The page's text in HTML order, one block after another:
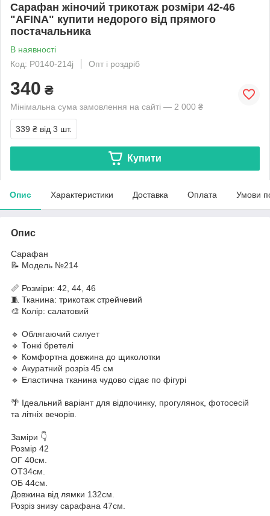
Сарафан жіночий трикотаж розміри 42-46
"AFINA" купити недорого від прямого
постачальника
В наявності
Код: P0140-214j
Опт і роздріб
340 ₴
Мінімальна сума замовлення на сайті — 2 000 ₴
339 ₴ від 3 шт.
Купити
Опис Характеристики Доставка Оплата Умови
Опис
Сарафан
📝 Модель №214
📏 Розміри: 42, 44, 46
🧵 Тканина: трикотаж стрейчевий
🎨 Колір: салатовий
🔹 Облягаючий силует
🔹 Тонкі бретелі
🔹 Комфортна довжина до щиколотки
🔹 Акуратний розріз 45 см
🔹 Еластична тканина чудово сідає по фігурі
🌴 Ідеальний варіант для відпочинку, прогулянок, фотосесій
та літніх вечорів.
Заміри 👇
Розмір 42
ОГ 40см.
ОТ34см.
ОБ 44см.
Довжина від лямки 132см.
Розріз знизу сарафана 47см.